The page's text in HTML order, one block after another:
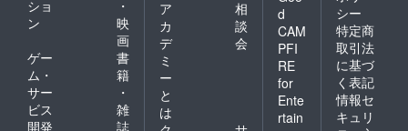
ショ
ン
・
映
画
ゲー
ム・
サー
ビス
開発
書
籍
・
雑
誌
ア
カ
デ
ミ
ー
と
は
相
談
会
d
CAM
PFI
RE
for
Ente
rtain
シー
特定商
取引法
に基づ
く表記
情報セ
キュリ